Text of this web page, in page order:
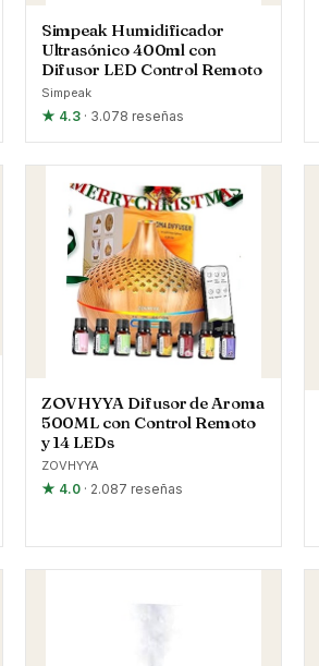
Simpeak Humidificador
Ultrasónico 400ml con
Difusor LED Control Remoto
Simpeak
★ 4.3 · 3.078 reseñas
ZOVHYYA Difusor de Aroma
500ML con Control Remoto
y 14 LEDs
ZOVHYYA
★ 4.0 · 2.087 reseñas